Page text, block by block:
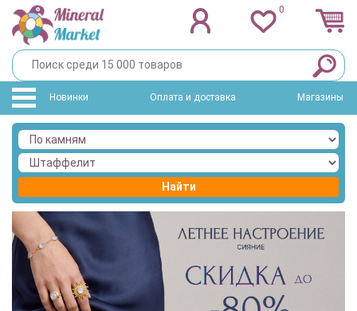
0
Новинки Оплата и доставка Магазины
Найти